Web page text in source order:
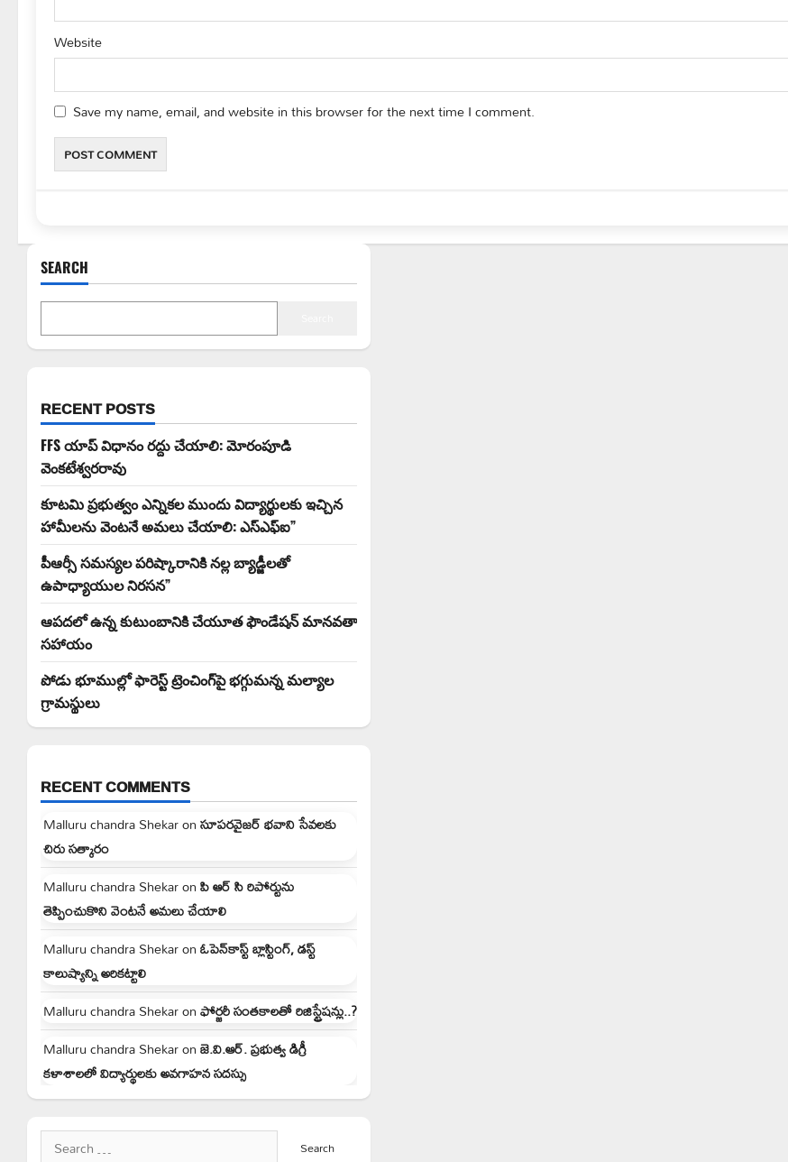
Website
Save my name, email, and website in this browser for the next time I comment.
SEARCH
RECENT POSTS
FFS యాప్ విధానం రద్దు చేయాలి: మోరంపూడి
వెంకటేశ్వరరావు
కూటమి ప్రభుత్వం ఎన్నికల ముందు విద్యార్థులకు ఇచ్చిన
హామీలను వెంటనే అమలు చేయాలి: ఎస్ఎఫ్ఐ”
పీఆర్సీ సమస్యల పరిష్కారానికి నల్ల బ్యాడ్జీలతో
ఉపాధ్యాయుల నిరసన”
ఆపదలో ఉన్న కుటుంబానికి చేయూత ఫౌండేషన్ మానవతా
సహాయం
పోడు భూముల్లో ఫారెస్ట్ ట్రెంచింగ్‌పై భగ్గుమన్న మల్యాల
గ్రామస్థులు
RECENT COMMENTS
Malluru chandra Shekaronసూపరవైజర్ భవాని సేవలకు
చిరు సత్కారం
Malluru chandra Shekaronపి ఆర్ సి రిపోర్టును
తెప్పించుకొని వెంటనే అమలు చేయాలి
Malluru chandra Shekaronఓపెన్‌కాస్ట్ బ్లాస్టింగ్, డస్ట్
కాలుష్యాన్ని అరికట్టాలి
Malluru chandra Shekaronఫోర్జరీ సంతకాలతో రిజిస్ట్రేషన్లు..?
Malluru chandra Shekaronజె.వి.ఆర్. ప్రభుత్వ డిగ్రీ
కళాశాలలో విద్యార్థులకు అవగాహన సదస్సు
Search